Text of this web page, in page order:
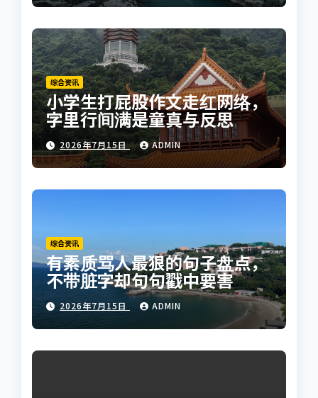
综合资讯
小学生打屁股作文走红网络，
字里行间满是童真与反思
2026年7月15日 ADMIN
综合资讯
有素质骂人最狠的句子盘点，
不带脏字却句句戳中要害
2026年7月15日 ADMIN